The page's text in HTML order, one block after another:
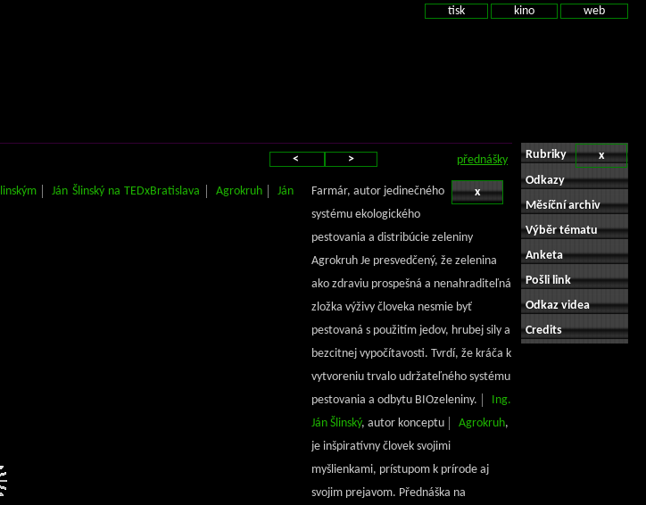
tisk kino web
přednášky
< >
Ján Šlinský na TEDxBratislava Agrokruh
Ján
x
Farmár, autor jedinečného
systému ekologického
pestovania a distribúcie zeleniny
Agrokruh Je presvedčený, že zelenina
ako zdraviu prospešná a nenahraditeľná
zložka výživy človeka nesmie byť
pestovaná s použitím jedov, hrubej sily a
bezcitnej vypočítavosti. Tvrdí, že kráča k
vytvoreniu trvalo udržateľného systému
pestovania a odbytu BIOzeleniny.
Ing.
Ján Šlinský, autor konceptu Agrokruh,
je inšpiratívny človek svojimi
myšlienkami, prístupom k prírode aj
svojim prejavom. Přednáška na
x
Rubriky
Odkazy
Měsíční archiv
Výběr tématu
Anketa
Pošli link
Odkaz videa
Credits